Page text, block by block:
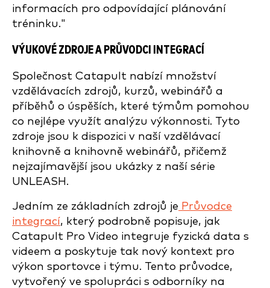
informacích pro odpovídající plánování
tréninku."
VÝUKOVÉ ZDROJE A PRŮVODCI INTEGRACÍ
Společnost Catapult nabízí množství
vzdělávacích zdrojů, kurzů, webinářů a
příběhů o úspěších, které týmům pomohou
co nejlépe využít analýzu výkonnosti. Tyto
zdroje jsou k dispozici v naší vzdělávací
knihovně a knihovně webinářů, přičemž
nejzajímavější jsou ukázky z naší série
UNLEASH.
Jedním ze základních zdrojů je Průvodce
integrací, který podrobně popisuje, jak
Catapult Pro Video integruje fyzická data s
videem a poskytuje tak nový kontext pro
výkon sportovce i týmu. Tento průvodce,
vytvořený ve spolupráci s odborníky na